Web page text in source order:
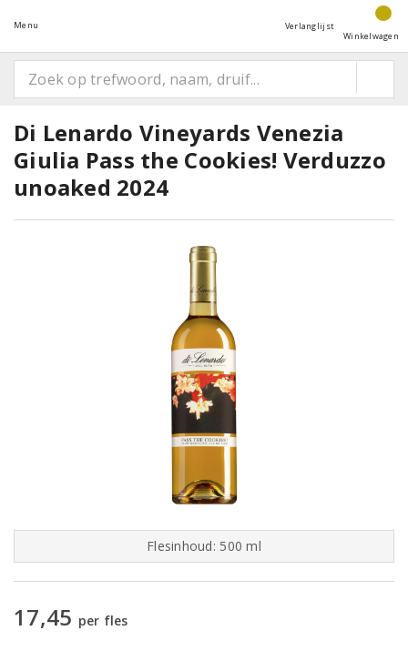
Menu
Verlanglijst
Winkelwagen
Di Lenardo Vineyards Venezia
Giulia Pass the Cookies! Verduzzo
unoaked 2024
Flesinhoud: 500 ml
17,45 per fles